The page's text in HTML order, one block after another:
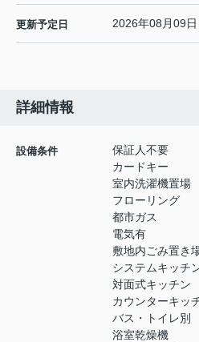
更新予定日 2026年08月09日
詳細情報
設備条件
保証人不要
カードキー
室内洗濯機置場
フローリング
都市ガス
電気有
敷地内ごみ置き
システムキッチ
対面式キッチン
カウンターキッ
バス・トイレ別
浴室乾燥機